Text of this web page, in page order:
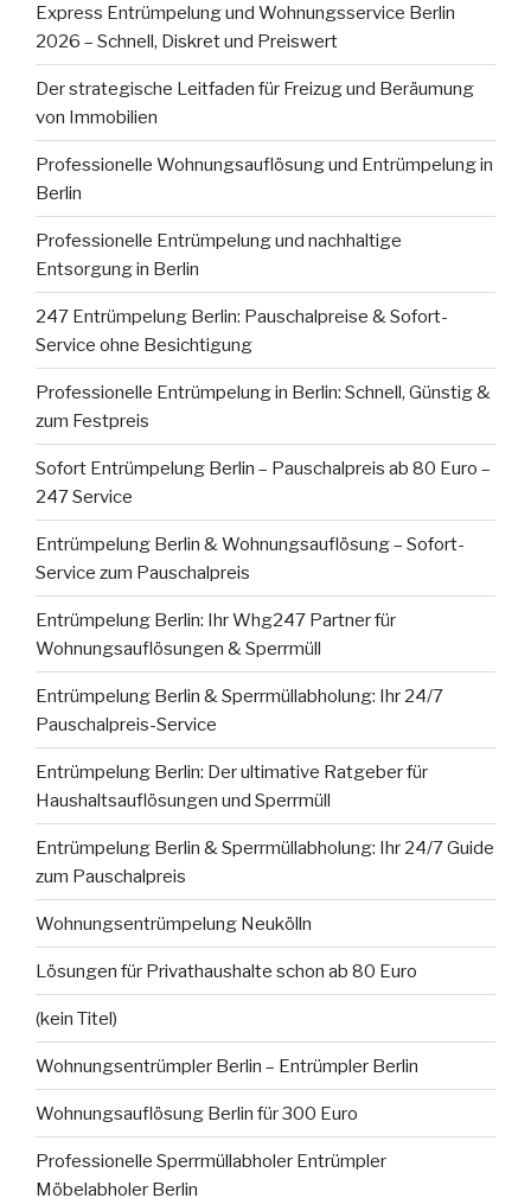
Express Entrümpelung und Wohnungsservice Berlin
2026 – Schnell, Diskret und Preiswert
Der strategische Leitfaden für Freizug und Beräumung
von Immobilien
Professionelle Wohnungsauflösung und Entrümpelung in
Berlin
Professionelle Entrümpelung und nachhaltige
Entsorgung in Berlin
247 Entrümpelung Berlin: Pauschalpreise & Sofort-
Service ohne Besichtigung
Professionelle Entrümpelung in Berlin: Schnell, Günstig &
zum Festpreis
Sofort Entrümpelung Berlin – Pauschalpreis ab 80 Euro –
247 Service
Entrümpelung Berlin & Wohnungsauflösung – Sofort-
Service zum Pauschalpreis
Entrümpelung Berlin: Ihr Whg247 Partner für
Wohnungsauflösungen & Sperrmüll
Entrümpelung Berlin & Sperrmüllabholung: Ihr 24/7
Pauschalpreis-Service
Entrümpelung Berlin: Der ultimative Ratgeber für
Haushaltsauflösungen und Sperrmüll
Entrümpelung Berlin & Sperrmüllabholung: Ihr 24/7 Guide
zum Pauschalpreis
Wohnungsentrümpelung Neukölln
Lösungen für Privathaushalte schon ab 80 Euro
(kein Titel)
Wohnungsentrümpler Berlin – Entrümpler Berlin
Wohnungsauflösung Berlin für 300 Euro
Professionelle Sperrmüllabholer Entrümpler
Möbelabholer Berlin